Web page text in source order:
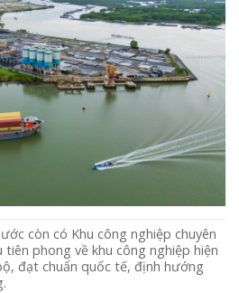
còn có Khu công nghiệp chuyên
tiên phong về khu công nghiệp hiện
đạt chuẩn quốc tế, định hướng